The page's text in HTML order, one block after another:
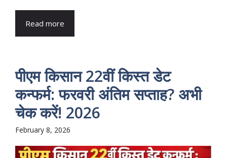
Read more
पीएम किसान 22वीं किस्त डेट
कन्फर्म: फरवरी अंतिम सप्ताह? अभी
चेक करें! 2026
February 8, 2026